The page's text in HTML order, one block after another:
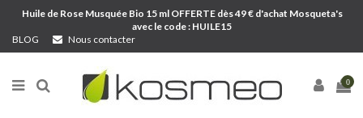
Huile de Rose Musquée Bio 15 ml OFFERTE dès 49 € d'achat Mosqueta's
avec le code : HUILE15
BLOG
Nous contacter
0